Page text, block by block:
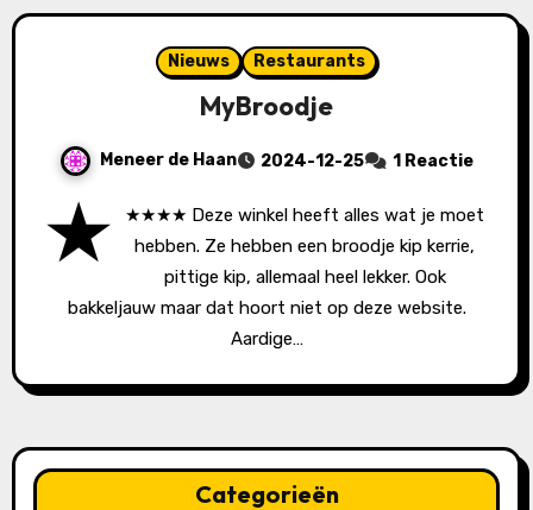
Nieuws Restaurants
MyBroodje
Meneer de Haan 2024-12-25 1 Reactie
★
★★★★ Deze winkel heeft alles wat je moet
hebben. Ze hebben een broodje kip kerrie,
pittige kip, allemaal heel lekker. Ook
bakkeljauw maar dat hoort niet op deze website.
Aardige…
Categorieën